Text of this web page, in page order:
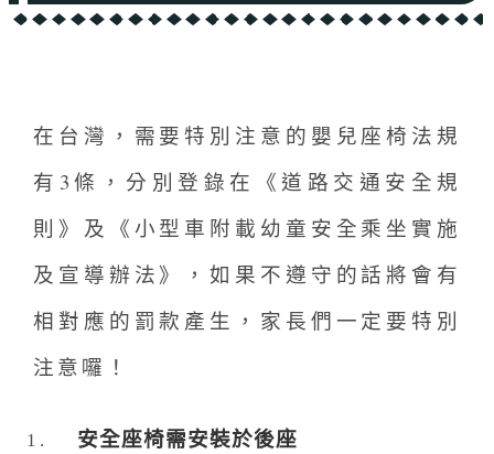
在台灣，需要特別注意的嬰兒座椅法規
有3條，分別登錄在《道路交通安全規
則》及《小型車附載幼童安全乘坐實施
及宣導辦法》，如果不遵守的話將會有
相對應的罰款產生，家長們一定要特別
注意囉！
安全座椅需安裝於後座